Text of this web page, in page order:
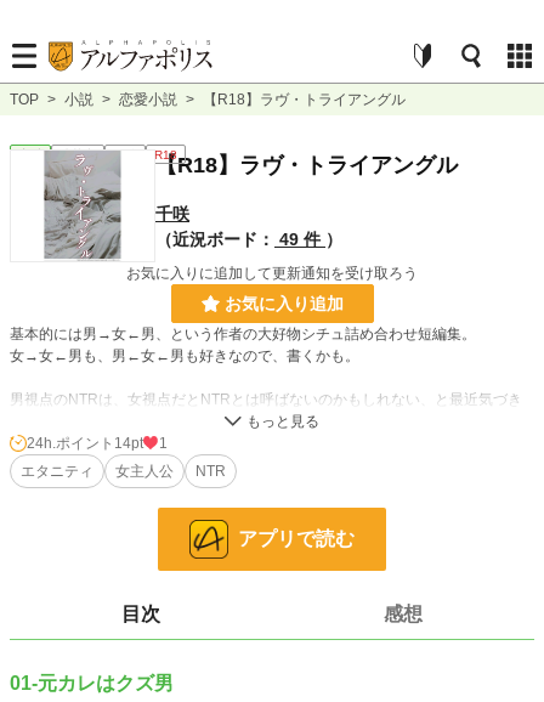
TOP > 小説 > 恋愛小説 > 【R18】ラヴ・トライアングル
連載中 長編 R18
【R18】ラヴ・トライアングル
千咲
（近況ボード： 49 件 ）
お気に入りに追加して更新通知を受け取ろう
お気に入り追加
基本的には男→女←男、という作者の大好物シチュ詰め合わせ短編集。
女→女←男も、男←女←男も好きなので、書くかも。
男視点のNTRは、女視点だとNTRとは呼ばないのかもしれない、と最近気づき
ました。なんと呼べばいいのか悩んだ挙句、「三角関係」に落ち着きました。
本気でも快楽落ちでも、クズ男でも流されビッチでも、倫理観ゼロでも、ハピエ
ン・バドエン・メリバ、地雷なく美味しく食べられる方向けの短編集（たまに群
31,747 位 / 228,928 件
お気に入り 28
24h.ポイント 14pt
1
エタニティ
女主人公 NTR
アプリで読む
目次 感想
01-元カレはクズ男